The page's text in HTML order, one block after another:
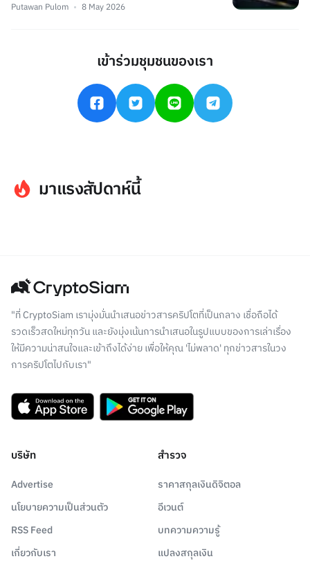
Putawan Pulom 8 May 2026
เข้าร่วมชุมชนของเรา
มาแรงสัปดาห์นี้
"ที่ CryptoSiam เรามุ่งมั่นนำเสนอข่าวสารคริปโตที่เป็นกลาง เชื่อถือได้
รวดเร็วสดใหม่ทุกวัน และยังมุ่งเน้นการนำเสนอในรูปแบบของการเล่าเรื่อง
ให้มีความน่าสนใจและเข้าถึงได้ง่าย เพื่อให้คุณ 'ไม่พลาด' ทุกข่าวสารในวง
การคริปโตไปกับเรา"
บริษัท
Advertise
นโยบายความเป็นส่วนตัว
RSS Feed
เกี่ยวกับเรา
สำรวจ
ราคาสกุลเงินดิจิตอล
อีเวนต์
บทความความรู้
แปลงสกุลเงิน